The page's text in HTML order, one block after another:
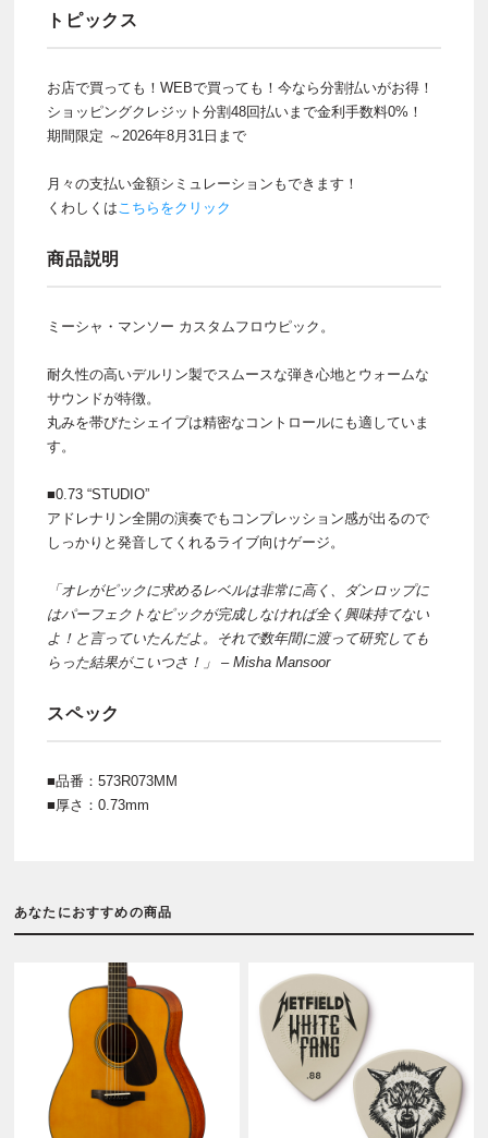
トピックス
お店で買っても！WEBで買っても！今なら分割払いがお得！
ショッピングクレジット分割48回払いまで金利手数料0%！
期間限定 ～2026年8月31日まで
月々の支払い金額シミュレーションもできます！
くわしくはこちらをクリック
商品説明
ミーシャ・マンソー カスタムフロウピック。
耐久性の高いデルリン製でスムースな弾き心地とウォームな
サウンドが特徴。
丸みを帯びたシェイプは精密なコントロールにも適していま
す。
■0.73 “STUDIO”
アドレナリン全開の演奏でもコンプレッション感が出るので
しっかりと発音してくれるライブ向けゲージ。
「オレがピックに求めるレベルは非常に高く、ダンロップに
はパーフェクトなピックが完成しなければ全く興味持てない
よ！と言っていたんだよ。それで数年間に渡って研究しても
らった結果がこいつさ！」 – Misha Mansoor
スペック
■品番：573R073MM
■厚さ：0.73mm
あなたにおすすめの商品